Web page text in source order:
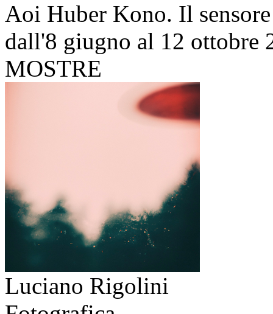
Aoi Huber Kono. Il sensore
dall'8 giugno al 12 ottobre
MOSTRE
Luciano Rigolini